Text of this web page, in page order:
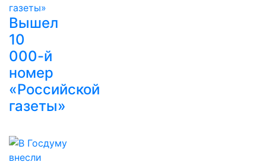
Вышел
10
000-й
номер
«Российской
газеты»